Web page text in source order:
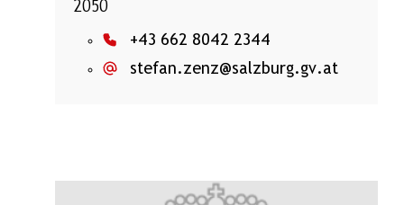
2050
+43 662 8042 2344
stefan.zenz@salzburg.gv.at